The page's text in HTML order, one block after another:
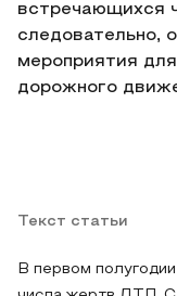
встречающихся
следовательно,
мероприятия
дорожного
Текст статьи
В первом